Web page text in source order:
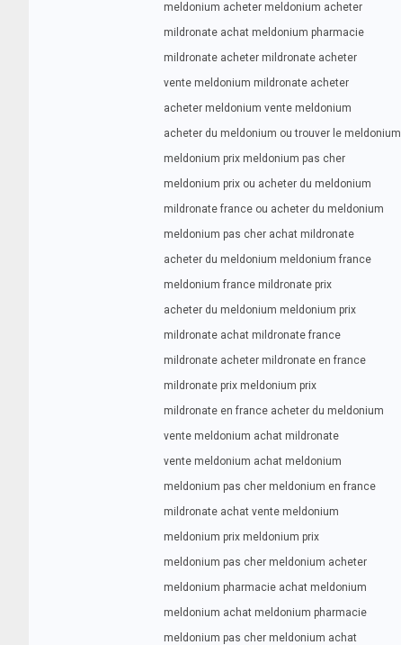
meldonium acheter meldonium acheter
mildronate achat meldonium pharmacie
mildronate acheter mildronate acheter
vente meldonium mildronate acheter
acheter meldonium vente meldonium
acheter du meldonium ou trouver le meldonium
meldonium prix meldonium pas cher
meldonium prix ou acheter du meldonium
mildronate france ou acheter du meldonium
meldonium pas cher achat mildronate
acheter du meldonium meldonium france
meldonium france mildronate prix
acheter du meldonium meldonium prix
mildronate achat mildronate france
mildronate acheter mildronate en france
mildronate prix meldonium prix
mildronate en france acheter du meldonium
vente meldonium achat mildronate
vente meldonium achat meldonium
meldonium pas cher meldonium en france
mildronate achat vente meldonium
meldonium prix meldonium prix
meldonium pas cher meldonium acheter
meldonium pharmacie achat meldonium
meldonium achat meldonium pharmacie
meldonium pas cher meldonium achat